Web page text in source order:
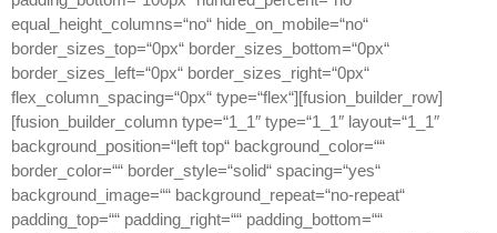
equal_height_columns=“no“ hide_on_mobile=“no“
border_sizes_top=“0px“ border_sizes_bottom=“0px“
border_sizes_left=“0px“ border_sizes_right=“0px“
flex_column_spacing=“0px“ type=“flex“][fusion_builder_row]
[fusion_builder_column type=“1_1″ type=“1_1″ layout=“1_1″
background_position=“left top“ background_color=““
border_color=““ border_style=“solid“ spacing=“yes“
background_image=““ background_repeat=“no-repeat“
padding_top=““ padding_right=““ padding_bottom=““